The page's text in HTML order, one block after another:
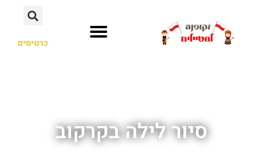
כרטיסים
סיור לילה בקרקוב